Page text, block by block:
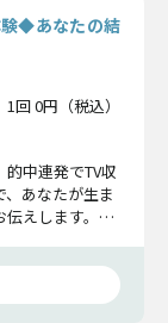
験◆あなたの結
1回 0円（税込）
的中連発でTV収
あなたが生ま
えします。さ